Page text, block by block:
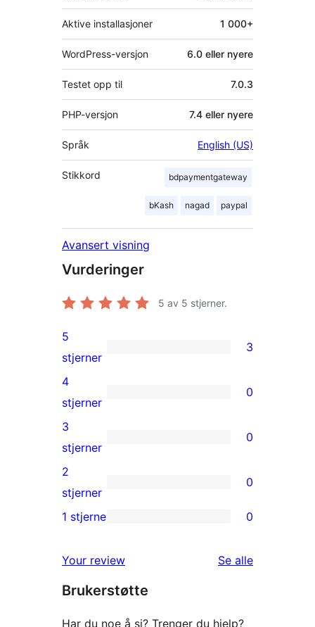
Aktive installasjoner 1 000+
WordPress-versjon 6.0 eller nyere
Testet opp til 7.0.3
PHP-versjon 7.4 eller nyere
Språk English (US)
Stikkord bdpaymentgateway
bKash nagad paypal
Avansert visning
Vurderinger
5 av 5 stjerner.
3
5-
star
reviews
5
stjerner
3
0
4-
star
reviews
4
stjerner
0
0
3-
star
reviews
3
stjerner
0
0
2-
reviews
2
stjerner
0
star
reviews
1 stjerne 0
Your review Se alleomtalene
Brukerstøtte
Har du noe å si? Trenger du hjelp?